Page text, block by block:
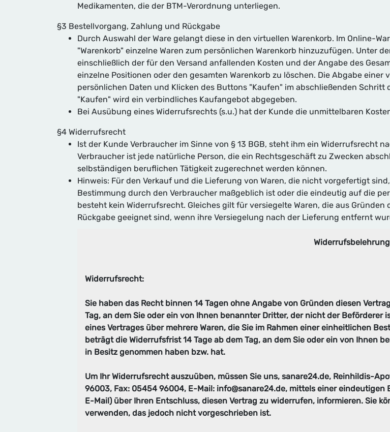
Medikamenten, die der BTM-Verordnung unterliegen.
§3 Bestellvorgang, Zahlung und Rückgabe
Durch Auswahl der Ware gelangt diese in den virtuellen Warenkorb. Im Online-
"Warenkorb" einzelne Waren zum persönlichen Warenkorb hinzuzufügen. Unter
einschließlich der für den Versand anfallenden Kosten und der Angabe des
einzelne Positionen oder den gesamten Warenkorb zu löschen. Die Abgabe
persönlichen Daten und Klicken des Buttons "Kaufen" im abschließenden Schritt
"Kaufen" wird ein verbindliches Kaufangebot abgegeben.
Bei Ausübung eines Widerrufsrechts (s.u.) hat der Kunde die unmittelbaren
§4 Widerrufsrecht
Ist der Kunde Verbraucher im Sinne von § 13 BGB, steht ihm ein Widerrufsrecht
Verbraucher ist jede natürliche Person, die ein Rechtsgeschäft zu Zwecken
selbständigen beruflichen Tätigkeit zugerechnet werden können.
Hinweis: Für den Verkauf und die Lieferung von Waren, die nicht vorgefertigt
Bestimmung durch den Verbraucher maßgeblich ist oder die eindeutig auf die
besteht kein Widerrufsrecht. Gleiches gilt für versiegelte Waren, die aus
Rückgabe geeignet sind, wenn ihre Versiegelung nach der Lieferung entfernt
Widerrufsbelehrung
Widerrufsrecht:
Sie haben das Recht binnen 14 Tagen ohne Angabe von Gründen diesen
Tag, an dem Sie oder ein von Ihnen benannter Dritter, der nicht der Beförderer
eines Vertrages über mehrere Waren, die Sie im Rahmen einer einheitlichen
beträgt die Widerrufsfrist 14 Tage ab dem Tag, an dem Sie oder ein von Ihnen
in Besitz genommen haben bzw. hat.
Um Ihr Widerrufsrecht auszuüben, müssen Sie uns, sanare24.de, Reinhildis-
96003, Fax: 05454 96004, E-Mail: info@sanare24.de, mittels einer
E-Mail) über Ihren Entschluss, diesen Vertrag zu widerrufen, informieren. Sie
verwenden, das jedoch nicht vorgeschrieben ist.